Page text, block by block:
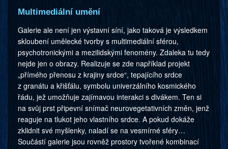
Multimediální umění
Galerie ale není jen výstavní síní, jako taková je výsledkem
skloubení umělecké tvorby s multimediální sférou,
psychotronickými a mezilidskými fenomény. Zdaleka tu tedy
nejde jen o obrazy. Realizuje se zde například projekt
„přímého přenosu z krajiny srdce“, tepajícího srdce
z granátu a křišťálu, symbolu univerzálního kosmického
řádu, jež umožňuje zajímavou interakci s divákem. Ten si
na svůj prst připevní snímač neurovegetativních změn, jenž
reaguje na tlukot jeho vlastního srdce. A pokud dokáže
zklidnit své myšlenky, naladí se na vesmírné sféry…
Součástí galerie jsou rovněž prostory tvořené kombinací